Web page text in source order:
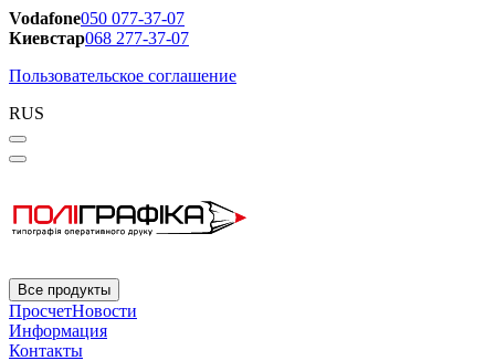
Vodafone050 077-37-07
Киевстар068 277-37-07
Пользовательское соглашение
RUS
Все продукты
ПросчетНовости
Информация
Контакты